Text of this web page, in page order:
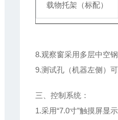
载物托架（标配）
8.观察窗采用多层中空
9.测试孔（机器左侧）
三、控制系统：
1.采用“7.0寸”触摸屏显